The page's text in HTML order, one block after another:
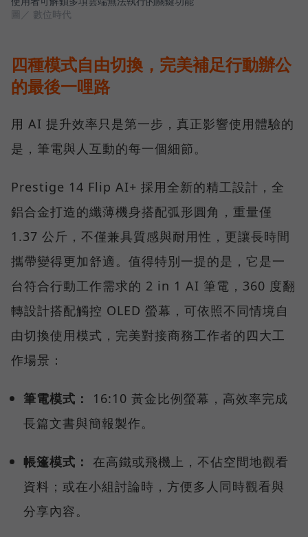
圖／ 數位時代
四種模式自由切換，完美補足行動辦公
的最後一哩路
用 AI 提升效率只是第一步，真正影響使用體驗的
是，筆電與人互動的每一個細節。
Prestige 14 Flip AI+ 採用全新的精工設計，全
鋁合金打造的纖薄機身搭配弧形圓角，重量僅
1.37 公斤，不僅兼具質感與耐用性，更讓長時間
攜帶變得更加舒適。值得特別一提的是，它是一
台符合行動工作需求的 2 in 1 AI 筆電，360 度翻
轉設計搭配觸控 OLED 螢幕，可依照不同情境自
由切換使用模式，完美對接商務工作者的四大工
作場景：
筆電模式：
16:10 黃金比例螢幕，高效率完成
長篇文書與簡報製作。
帳篷模式： 在高鐵或飛機上，不佔空間地觀看
資料；或在小組討論時，方便多人同時觀看與
分享內容。